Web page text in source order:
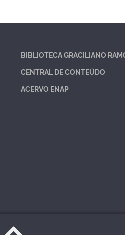
BIBLIOTECA GRACILIANO
CENTRAL DE CONTEÚDO
ACERVO ENAP